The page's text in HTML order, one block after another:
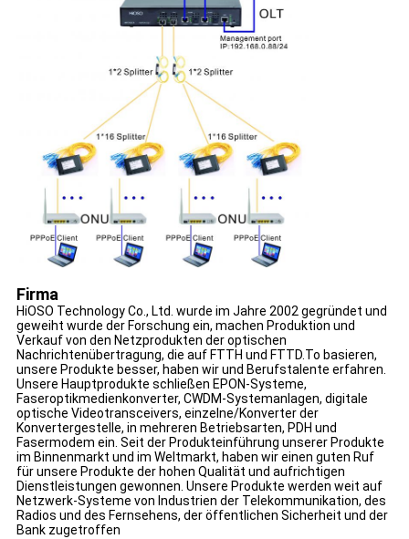
Firma
HiOSO Technology Co., Ltd. wurde im Jahre 2002 gegründet und
geweiht wurde der Forschung ein, machen Produktion und
Verkauf von den Netzprodukten der optischen
Nachrichtenübertragung, die auf FTTH und FTTD.To basieren,
unsere Produkte besser, haben wir und Berufstalente erfahren.
Unsere Hauptprodukte schließen EPON-Systeme,
Faseroptikmedienkonverter, CWDM-Systemanlagen, digitale
optische Videotransceivers, einzelne/Konverter der
Konvertergestelle, in mehreren Betriebsarten, PDH und
Fasermodem ein. Seit der Produkteinführung unserer Produkte
im Binnenmarkt und im Weltmarkt, haben wir einen guten Ruf
für unsere Produkte der hohen Qualität und aufrichtigen
Dienstleistungen gewonnen. Unsere Produkte werden weit auf
Netzwerk-Systeme von Industrien der Telekommunikation, des
Radios und des Fernsehens, der öffentlichen Sicherheit und der
Bank zugetroffen